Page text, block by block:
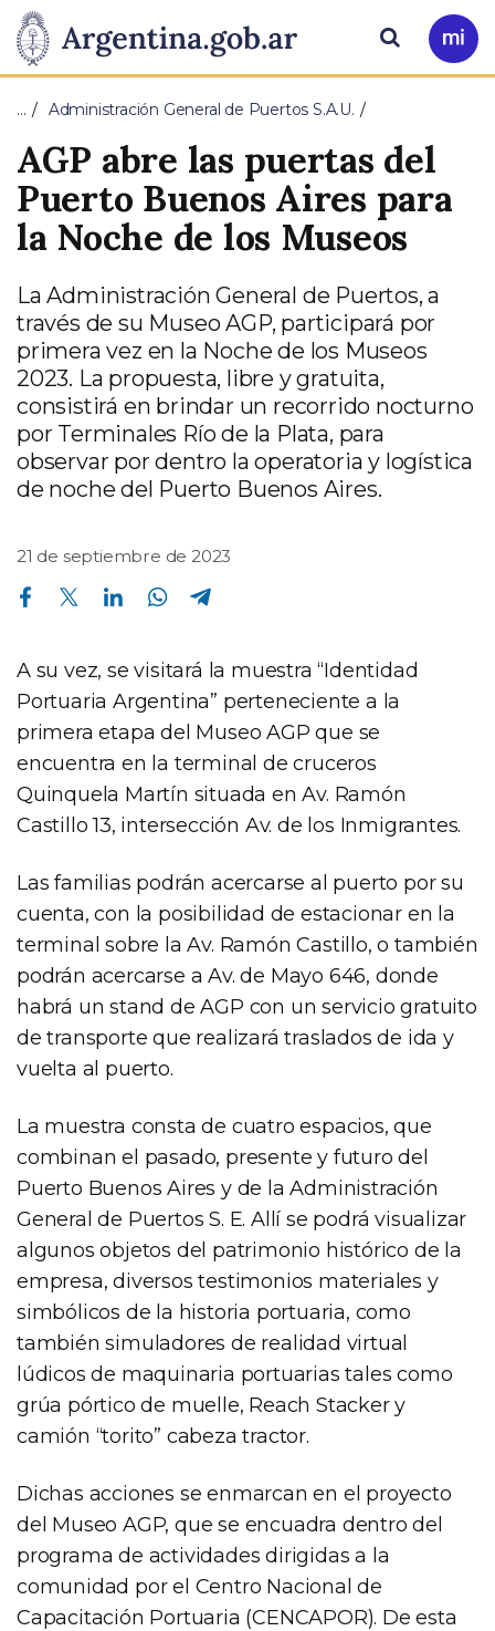
Presidencia
de
Nación
Pasar al contenido principal
Ir
a
Buscar
… Administración General de Puertos S.A.U.
AGP abre las puertas del
Puerto Buenos Aires para
la Noche de los Museos
La Administración General de Puertos, a
través de su Museo AGP, participará por
primera vez en la Noche de los Museos
2023. La propuesta, libre y gratuita,
consistirá en brindar un recorrido nocturno
por Terminales Río de la Plata, para
observar por dentro la operatoria y logística
de noche del Puerto Buenos Aires.
21 de septiembre de 2023
Compartir en Facebook Compartir en Twitter Compartir en Linkedin Compartir en Whatsapp
A su vez, se visitará la muestra “Identidad
Portuaria Argentina” perteneciente a la
primera etapa del Museo AGP que se
encuentra en la terminal de cruceros
Quinquela Martín situada en Av. Ramón
Castillo 13, intersección Av. de los Inmigrantes.
Las familias podrán acercarse al puerto por su
cuenta, con la posibilidad de estacionar en la
terminal sobre la Av. Ramón Castillo, o también
podrán acercarse a Av. de Mayo 646, donde
habrá un stand de AGP con un servicio gratuito
de transporte que realizará traslados de ida y
vuelta al puerto.
La muestra consta de cuatro espacios, que
combinan el pasado, presente y futuro del
Puerto Buenos Aires y de la Administración
General de Puertos S. E. Allí se podrá visualizar
algunos objetos del patrimonio histórico de la
empresa, diversos testimonios materiales y
simbólicos de la historia portuaria, como
también simuladores de realidad virtual
lúdicos de maquinaria portuarias tales como
grúa pórtico de muelle, Reach Stacker y
camión “torito” cabeza tractor.
Dichas acciones se enmarcan en el proyecto
del Museo AGP, que se encuadra dentro del
programa de actividades dirigidas a la
comunidad por el Centro Nacional de
Capacitación Portuaria (CENCAPOR). De esta